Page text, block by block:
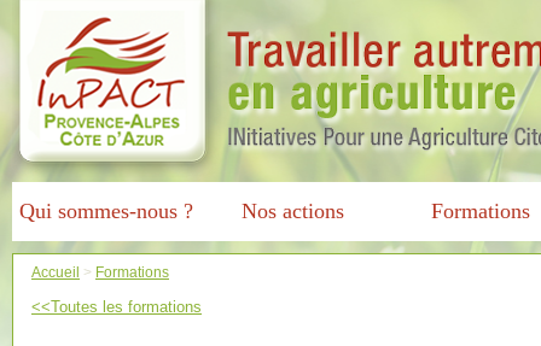
Qui sommes-nous ? Nos actions Formations
Accueil > Formations
<<Toutes les formations